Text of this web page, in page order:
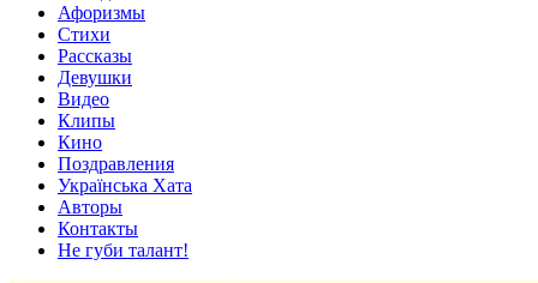
Афоризмы
Стихи
Рассказы
Девушки
Видео
Клипы
Кино
Поздравления
Українська Хата
Авторы
Контакты
Не губи талант!